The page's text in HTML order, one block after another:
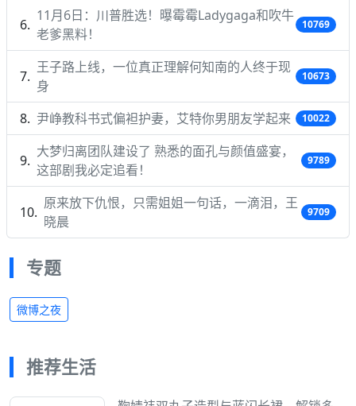
11月6日：川普胜选！曝霉霉Ladygaga和吹牛
老爹黑料！
10769
王子路上线，一位真正理解何知南的人终于现
身
10673
尹峥教科书式偏袒护妻，艾特你男朋友学起来 10022
大梦归离团队建设了 熟悉的面孔与颜值盛宴，
这部剧我必定追看！
9789
原来放下仇恨，只需姐姐一句话，一滴泪，王
晓晨
9709
专题
微博之夜
推荐生活